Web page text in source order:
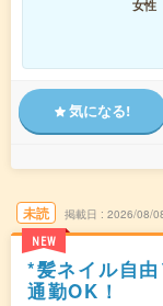
女性
気になる!
未読
NEW
掲載日 2026/08/
*髪ネイル自
通勤OK！